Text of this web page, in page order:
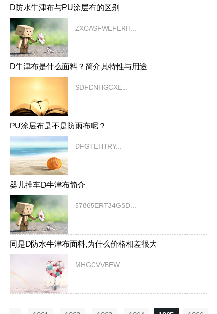
D防水牛津布与PU涂层布的区别
ZXCASFWEFERH...
D牛津布是什么面料？简介其特性与用途
SDFDNHGCXE...
PU涂层布是不是防雨布呢？
DFGTEHTRY...
婴儿推车D牛津布简介
57865ERT34GSD...
同是D防水牛津布面料,为什么价格相差很大
MHGCVVBEW...